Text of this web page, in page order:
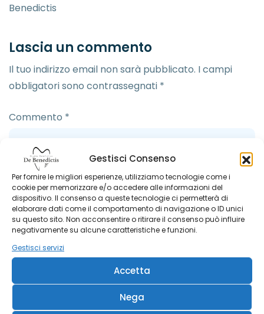
Gestisci Consenso
Per fornire le migliori esperienze, utilizziamo tecnologie come i
cookie per memorizzare e/o accedere alle informazioni del
dispositivo. Il consenso a queste tecnologie ci permetterà di
elaborare dati come il comportamento di navigazione o ID unici
su questo sito. Non acconsentire o ritirare il consenso può influire
negativamente su alcune caratteristiche e funzioni.
Gestisci servizi
Accetta
Nega
Benedictis
Lascia un commento
Il tuo indirizzo email non sarà pubblicato. I campi
obbligatori sono contrassegnati *
Commento *
Nome